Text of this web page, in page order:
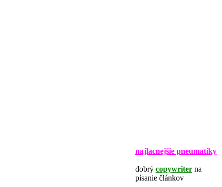
najlacnejšie pneumatiky
dobrý copywriter na
písanie článkov